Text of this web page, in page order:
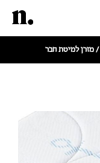
/ מזרן למיטת חבר